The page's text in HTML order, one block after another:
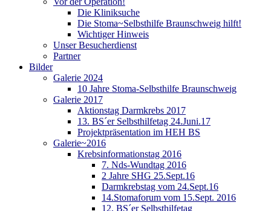
Die Kliniksuche
Die Stoma~Selbsthilfe Braunschweig hilft!
Wichtiger Hinweis
Unser Besucherdienst
Partner
Bilder
Galerie 2024
10 Jahre Stoma-Selbsthilfe Braunschweig
Galerie 2017
Aktionstag Darmkrebs 2017
13. BS´er Selbsthilfetag 24.Juni.17
Projektpräsentation im HEH BS
Galerie~2016
Krebsinformationstag 2016
7. Nds-Wundtag 2016
2 Jahre SHG 25.Sept.16
Darmkrebstag vom 24.Sept.16
14.Stomaforum vom 15.Sept. 2016
12. BS´er Selbsthilfetag